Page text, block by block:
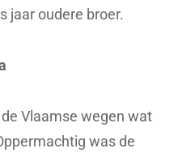
jaar oudere broer.
Vlaamse wegen wat
was de